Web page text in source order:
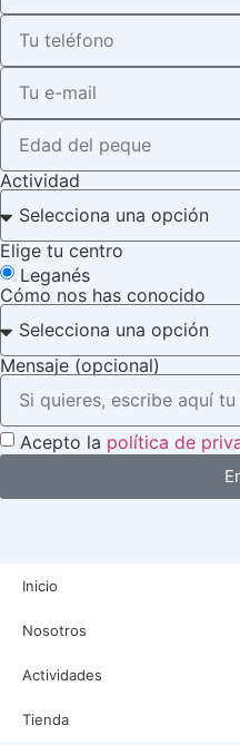
Actividad
Elige tu centro
Leganés
Cómo nos has conocido
Mensaje (opcional)
Acepto la política de
Inicio
Nosotros
Actividades
Tienda